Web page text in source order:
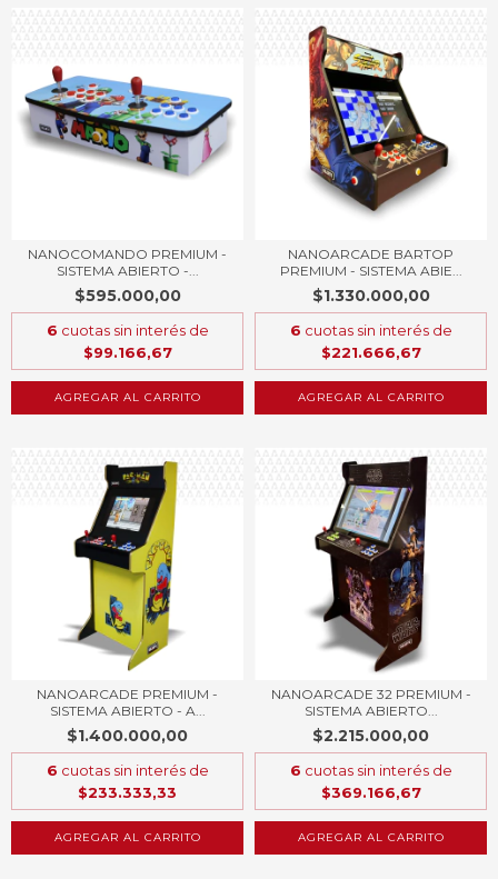
NANOCOMANDO PREMIUM -
SISTEMA ABIERTO -...
$595.000,00
6 cuotas sin interés de
$99.166,67
AGREGAR AL CARRITO
NANOARCADE BARTOP
PREMIUM - SISTEMA ABIE...
$1.330.000,00
6 cuotas sin interés de
$221.666,67
AGREGAR AL CARRITO
NANOARCADE PREMIUM -
SISTEMA ABIERTO - A...
$1.400.000,00
6 cuotas sin interés de
$233.333,33
AGREGAR AL CARRITO
NANOARCADE 32 PREMIUM -
SISTEMA ABIERTO...
$2.215.000,00
6 cuotas sin interés de
$369.166,67
AGREGAR AL CARRITO